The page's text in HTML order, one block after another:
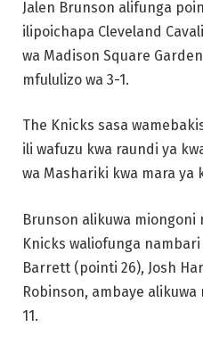
Jalen Brunson alifunga
ilipoichapa Cleveland
wa Madison Square
mfululizo wa 3-1.
The Knicks sasa
ili wafuzu kwa raundi ya
wa Mashariki kwa mara ya
Brunson alikuwa miongoni
Knicks waliofunga
Barrett (pointi 26), Josh
Robinson, ambaye
11.